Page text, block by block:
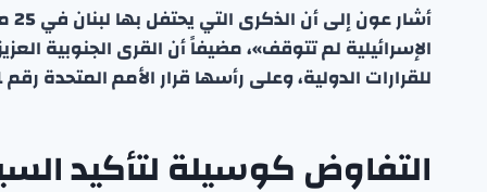
الإسرائيلية لم تتوقف»، مضيفاً أن القرى الجنوبية
للقرارات الدولية، وعلى رأسها قرار الأمم المتحدة رقم 1701. وشدد الرئيس على رفض لبنان لهذا الوضع.
التفاوض كوسيلة لتأكيد